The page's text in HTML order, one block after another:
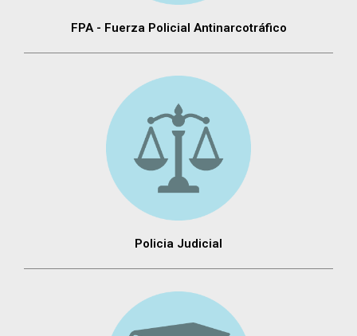
FPA - Fuerza Policial Antinarcotráfico
Policia Judicial